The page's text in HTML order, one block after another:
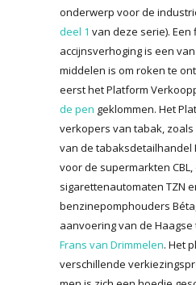
onderwerp voor de
deel 1 van deze serie). Een
accijnsverhoging is een
middelen is om roken te
eerst het Platform
de pen geklommen. Het
verkopers van tabak,
van de tabaksdetailhandel
voor de supermarkten
sigarettenautomaten TZN
benzinepomphouders
aanvoering van de Haagse
Frans van Drimmelen. Het
verschillende